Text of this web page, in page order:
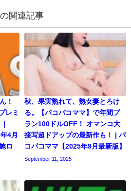
の関連記事
！
レミ
|
4月
ロ
秋、果実熟れて、熟女妻とろけ
る。【パコパコママ】で年間プ
ラン100ドルOFF！ オマンコ大
接写超ドアップの最新作も！ | パ
コパコママ【2025年9月最新版】
September 11, 2025